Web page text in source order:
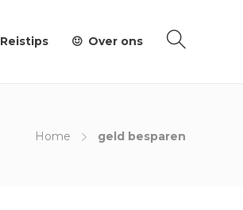
Reistips Over ons
Home geld besparen